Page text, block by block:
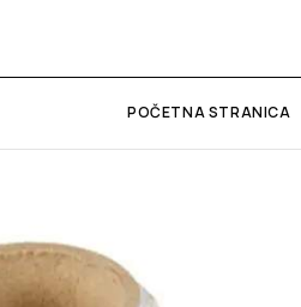
POČETNA STRANICA